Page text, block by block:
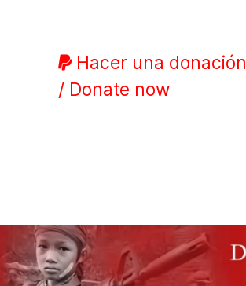
Hacer una donación
/ Donate now